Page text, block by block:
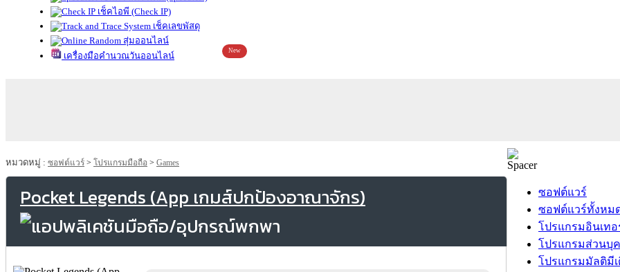
เช็คไอพี (Check IP)
เช็คเลขพัสดุ
สุ่มออนไลน์
เครื่องมือคำนวณวันออนไลน์
New
หมวดหมู่ : ซอฟต์แวร์ > โปรแกรมมือถือ > Games
Pocket Legends (App เกมส์ปกป้องอาณาจักร)
ซอฟต์แวร์
ซอฟต์แวร์ทั้งหม
โปรแกรมอินเทอ
โปรแกรมส่วนบุ
โปรแกรมมัลติมีเ